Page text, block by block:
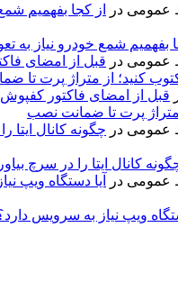
عمومی در
از کجا بفهمیم
بفهمیم شمع خودرو نیاز به
عمومی در قبل از امضای
متراژ پرت تا ضمانت نصب
عمومی در چگونه کانال ایتا
کانال ایتا را در سرچ
عمومی در
آیا دستگاه ویپ
ویپ نیاز به سرویس